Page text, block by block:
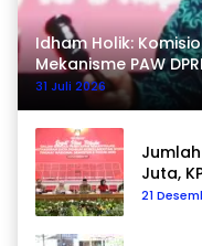
Idham Holik:
Mekanisme PAW
31 Juli 2026
Juta,
Data
21